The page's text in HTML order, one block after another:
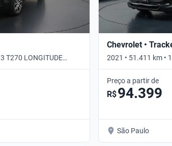
T270 LONGITUDE
Chevrolet •
2021 • 51.411 km •
Automático
Preço a partir de
R$94.399
São Paulo